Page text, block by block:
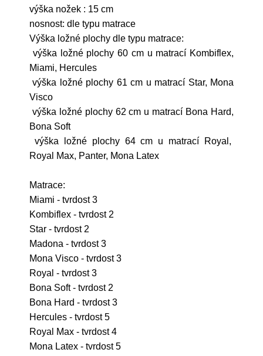
výška nožek : 15 cm
nosnost: dle typu matrace
Výška ložné plochy dle typu matrace:
výška ložné plochy 60 cm u matrací Kombiflex,
Miami, Hercules
výška ložné plochy 61 cm u matrací Star, Mona
Visco
výška ložné plochy 62 cm u matrací Bona Hard,
Bona Soft
výška ložné plochy 64 cm u matrací Royal,
Royal Max, Panter, Mona Latex
Matrace:
Miami - tvrdost 3
Kombiflex - tvrdost 2
Star - tvrdost 2
Madona - tvrdost 3
Mona Visco - tvrdost 3
Royal - tvrdost 3
Bona Soft - tvrdost 2
Bona Hard - tvrdost 3
Hercules - tvrdost 5
Royal Max - tvrdost 4
Mona Latex - tvrdost 5